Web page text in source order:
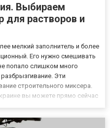
Выбираем
для растворов и
мелкий заполнитель и более
Его нужно смешивать
попало слишком много
Эти
строительного миксера.
вы можете прямо сейчас